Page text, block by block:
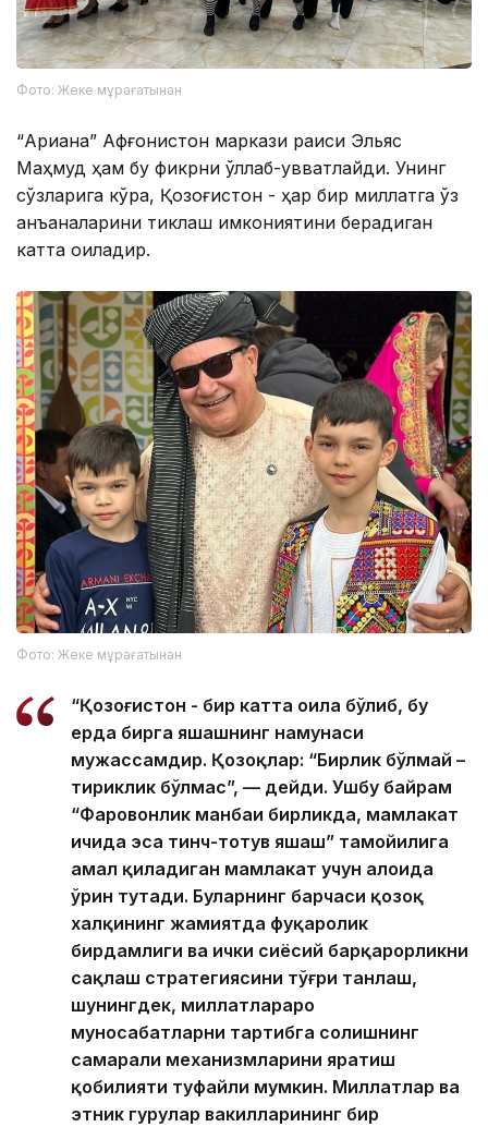
Фото: Жеке мұрағатынан
“Ариана” Афғонистон маркази раиси Эльяс
Маҳмуд ҳам бу фикрни қўллаб-қувватлайди. Унинг
сўзларига кўра, Қозоғистон - ҳар бир миллатга ўз
анъаналарини тиклаш имкониятини берадиган
катта оиладир.
Фото: Жеке мұрағатынан
“Қозоғистон - бир катта оила бўлиб, бу
ерда бирга яшашнинг намунаси
мужассамдир. Қозоқлар: “Бирлик бўлмай –
тириклик бўлмас”, — дейди. Ушбу байрам
“Фаровонлик манбаи бирликда, мамлакат
ичида эса тинч-тотув яшаш” тамойилига
амал қиладиган мамлакат учун алоҳида
ўрин тутади. Буларнинг барчаси қозоқ
халқининг жамиятда фуқаролик
бирдамлиги ва ички сиёсий барқарорликни
сақлаш стратегиясини тўғри танлаш,
шунингдек, миллатлараро
муносабатларни тартибга солишнинг
самарали механизмларини яратиш
қобилияти туфайли мумкин. Миллатлар ва
этник гуруҳлар вакилларининг бир